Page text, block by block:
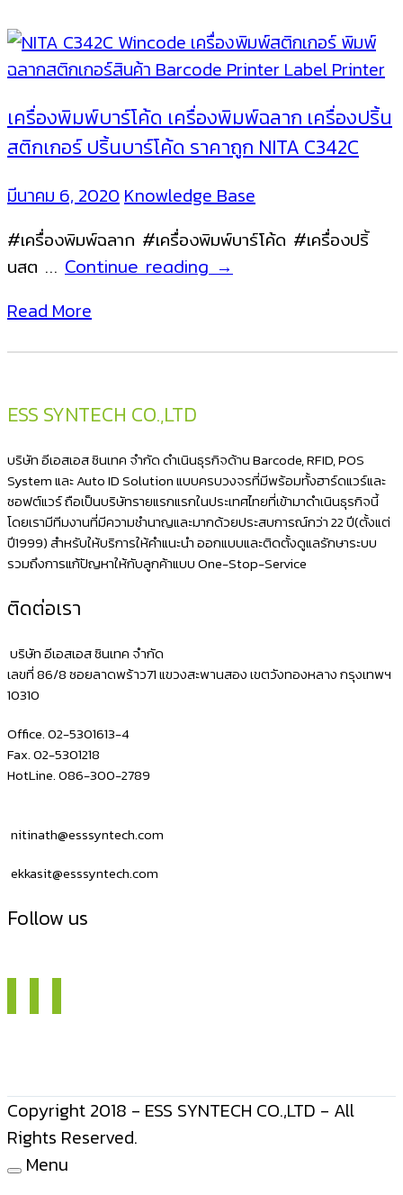
เครื่องพิมพ์บาร์โค้ด เครื่องพิมพ์ฉลาก เครื่องปริ้น
สติกเกอร์ ปริ้นบาร์โค้ด ราคาถูก NITA C342C
มีนาคม 6, 2020Knowledge Base
#เครื่องพิมพ์ฉลาก #เครื่องพิมพ์บาร์โค้ด #เครื่องปริ้
นสต … Continue readingเครื่องพิมพ์
เครื่องพิมพ์
น
สติ
ก
เกอร์
ปริ้
ถูก
→
Read More
ESS SYNTECH CO.,LTD
บริษัท อีเอสเอส ซินเทค จำกัด ดำเนินธุรกิจด้าน Barcode, RFID, POS
System และ Auto ID Solution แบบครบวงจรที่มีพร้อมทั้งฮาร์ดแวร์และ
ซอฟต์แวร์ ถือเป็นบริษัทรายแรกแรกในประเทศไทยที่เข้ามาดำเนินธุรกิจนี้
โดยเรามีทีมงานที่มีความชำนาญและมากด้วยประสบการณ์กว่า 22 ปี(ตั้งแต่
ปี1999) สำหรับให้บริการให้คำแนะนำ ออกแบบและติดตั้งดูแลรักษาระบบ
รวมถึงการแก้ปัญหาให้กับลูกค้าแบบ One-Stop-Service
ติดต่อเรา
บริษัท อีเอสเอส ซินเทค จำกัด
เลขที่ 86/8 ซอยลาดพร้าว71 แขวงสะพานสอง เขตวังทองหลาง กรุงเทพฯ
10310
Office. 02-5301613-4
Fax. 02-5301218
HotLine. 086-300-2789
nitinath@esssyntech.com
ekkasit@esssyntech.com
Follow us
Copyright 2018 - ESS SYNTECH CO.,LTD - All
Rights Reserved.
Menu